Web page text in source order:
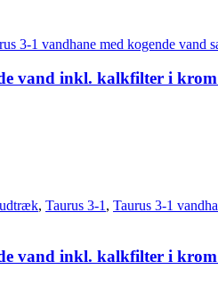
3-1 vandhane med kogende vand
vand inkl. kalkfilter i
, Taurus 3-1 , Taurus 3-1
vand inkl. kalkfilter i